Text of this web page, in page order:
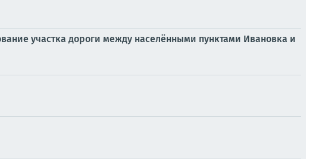
участка дороги между населёнными пунктами Ивановка и